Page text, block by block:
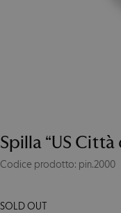
Spilla “US Città
Codice prodotto: pin.2000
SOLD OUT